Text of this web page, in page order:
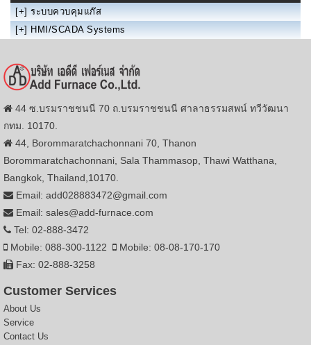
[+] ระบบควบคุมแก๊ส
[+] HMI/SCADA Systems
44 ซ.บรมราชชนนี 70 ถ.บรมราชชนนี ศาลาธรรมสพน์ ทวีวัฒนา
กทม. 10170.
44, Borommaratchachonnani 70, Thanon
Borommaratchachonnani, Sala Thammasop, Thawi Watthana,
Bangkok, Thailand,10170.
Email: add028883472@gmail.com
Email: sales@add-furnace.com
Tel: 02-888-3472
Mobile: 088-300-1122
Mobile: 08-08-170-170
Fax: 02-888-3258
Customer Services
About Us
Service
Contact Us